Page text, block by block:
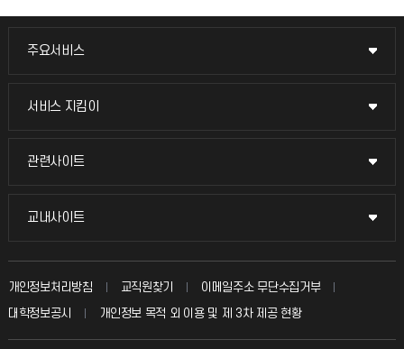
주요서비스
주요서비스
교무회의방송
입학안내
서비스 지킴이
서비스 지킴이
묻고 답하기
칭찬마당
학생서비스 지킴이
관련사이트
관련사이트
국방헬프콜
교내사이트
교내사이트
교수회
교육혁신본부
개인정보처리방침 교직원찾기
이메일주소 무단수집거부
대학정보공시
개인정보 목적 외 이용 및 제 3차 제공 현황